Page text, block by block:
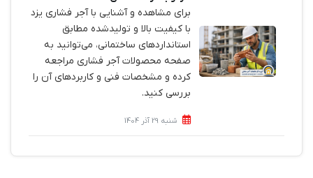
برای مشاهده و آشنایی با آجر فشاری یزد
با کیفیت بالا و تولیدشده مطابق
استانداردهای ساختمانی، می‌توانید به
صفحه محصولات آجر فشاری مراجعه
کرده و مشخصات فنی و کاربردهای آن را
بررسی کنید.
شنبه 29 آذر 1404